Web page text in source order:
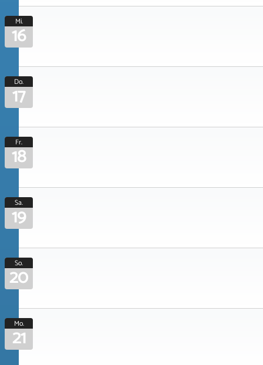
Mi.
16
Do.
17
Fr.
18
Sa.
19
So.
20
Mo.
21